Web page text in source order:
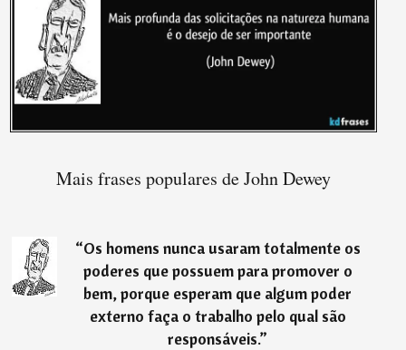
Mais frases populares de John Dewey
“Os homens nunca usaram totalmente os
poderes que possuem para promover o
bem, porque esperam que algum poder
externo faça o trabalho pelo qual são
responsáveis.”